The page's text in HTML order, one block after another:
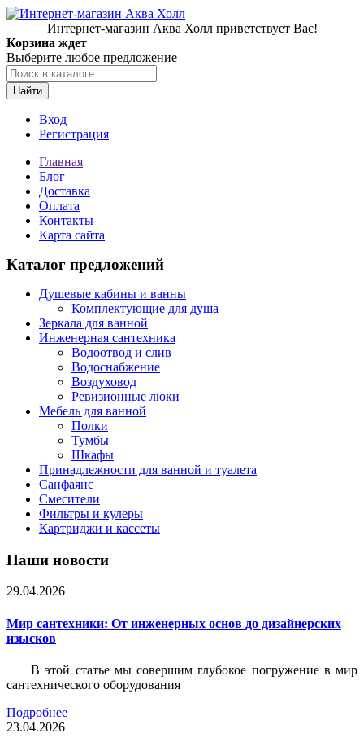
Интернет-магазин Аква Холл приветствует Вас!
Корзина ждет
Выберите любое предложение
Найти
Вход
Регистрация
Главная
Блог
Доставка
Оплата
Контакты
Карта сайта
Каталог предложений
Душевые кабины и ванны
Комплектующие для душа
Зеркала для ванной
Инженерная сантехника
Водоотвод и слив
Водоснабжение
Воздуховод
Ревизионные люки
Мебель для ванной
Полки
Тумбы
Шкафы
Принадлежности для ванной и туалета
Санфаянс
Смесители
Фильтры и кулеры
Картриджи и кассеты
Наши новости
29.04.2026
Мир сантехники: От инженерных основ до дизайнерских
изысков
В этой статье мы совершим глубокое погружение в мир
сантехнического оборудования
Подробнее
23.04.2026